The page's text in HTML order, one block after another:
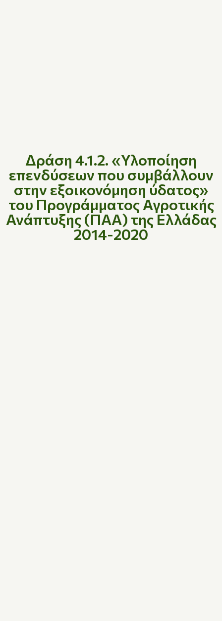
Δράση 4.1.2. «Υλοποίηση
επενδύσεων που συμβάλλουν
στην εξοικονόμηση ύδατος»
του Προγράμματος Αγροτικής
Ανάπτυξης (ΠΑΑ) της Ελλάδας
2014-2020